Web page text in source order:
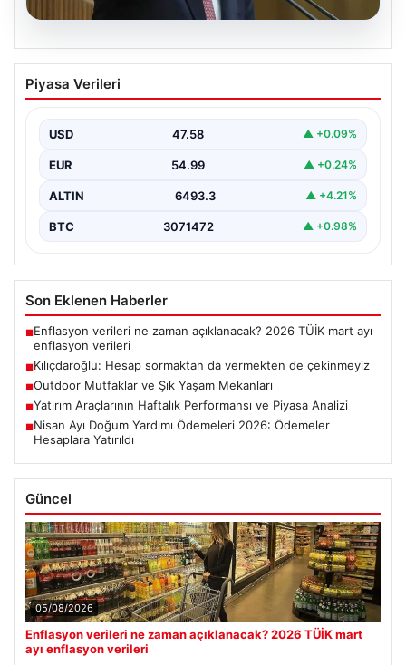
Kılıçdaroğlu: Hesap sormaktan da
vermekten de çekinmeyiz
Piyasa Verileri
USD 47.58 ▲ +0.09%
EUR 54.99 ▲ +0.24%
ALTIN 6493.3 ▲ +4.21%
BTC 3071472 ▲ +0.98%
Son Eklenen Haberler
■Enflasyon verileri ne zaman açıklanacak? 2026 TÜİK mart ayı
enflasyon verileri
■Kılıçdaroğlu: Hesap sormaktan da vermekten de çekinmeyiz
■Outdoor Mutfaklar ve Şık Yaşam Mekanları
■Yatırım Araçlarının Haftalık Performansı ve Piyasa Analizi
■Nisan Ayı Doğum Yardımı Ödemeleri 2026: Ödemeler
Hesaplara Yatırıldı
Güncel
05/08/2026
Enflasyon verileri ne zaman açıklanacak? 2026 TÜİK mart
ayı enflasyon verileri